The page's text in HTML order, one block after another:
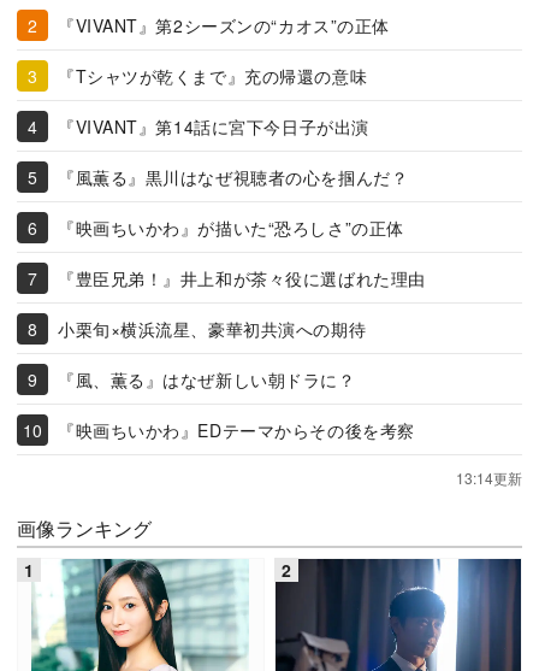
『VIVANT』第2シーズンの“カオス”の正体
『Tシャツが乾くまで』充の帰還の意味
『VIVANT』第14話に宮下今日子が出演
『風薫る』黒川はなぜ視聴者の心を掴んだ？
『映画ちいかわ』が描いた“恐ろしさ”の正体
『豊臣兄弟！』井上和が茶々役に選ばれた理由
小栗旬×横浜流星、豪華初共演への期待
『風、薫る』はなぜ新しい朝ドラに？
『映画ちいかわ』EDテーマからその後を考察
13:14更新
画像ランキング